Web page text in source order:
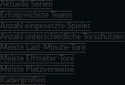
Aktuelle Serien
Erfolgreichste Teams
Anzahl eingesetzte Spieler
Anzahl unterschiedliche Torschützen
Meiste Last-Minute-Tore
Meiste Elfmeter-Tore
Meiste Platzverweise
Kadergrößen